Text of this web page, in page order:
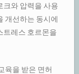
크와 압력을 사용
개선하는 동시에
트레스 호르몬을
육을 받은 면허